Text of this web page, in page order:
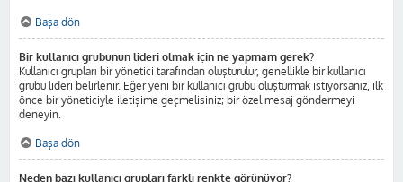
Başa dön
Bir kullanıcı grubunun lideri olmak için ne yapmam gerek?
Kullanıcı grupları bir yönetici tarafından oluşturulur, genellikle bir kullanıcı
grubu lideri belirlenir. Eğer yeni bir kullanıcı grubu oluşturmak istiyorsanız, ilk
önce bir yöneticiyle iletişime geçmelisiniz; bir özel mesaj göndermeyi
deneyin.
Başa dön
Neden bazı kullanıcı grupları farklı renkte görünüyor?